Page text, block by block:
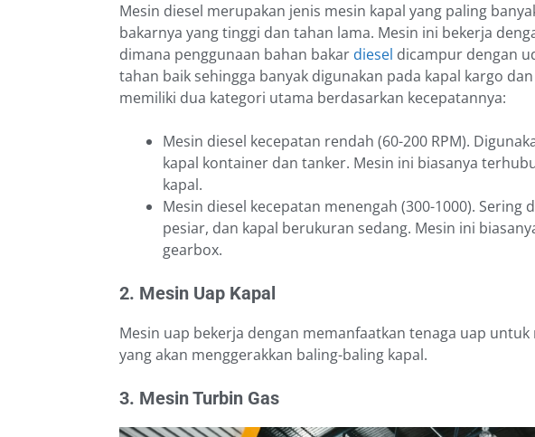
Mesin diesel merupakan jenis mesin kapal yang paling
bakarnya yang tinggi dan tahan lama. Mesin ini bekerja
dimana penggunaan bahan bakar diesel dicampur dengan
tahan baik sehingga banyak digunakan pada kapal kargo
memiliki dua kategori utama berdasarkan kecepatannya:
Mesin diesel kecepatan rendah (60-200 RPM).
kapal kontainer dan tanker. Mesin ini biasanya
kapal.
Mesin diesel kecepatan menengah (300-1000). Sering
pesiar, dan kapal berukuran sedang. Mesin ini
gearbox.
2. Mesin Uap Kapal
Mesin uap bekerja dengan memanfaatkan tenaga uap
yang akan menggerakkan baling-baling kapal.
3. Mesin Turbin Gas